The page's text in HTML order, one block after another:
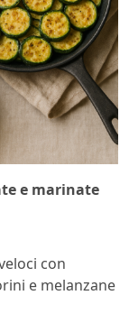
e marinate
con
e melanzane